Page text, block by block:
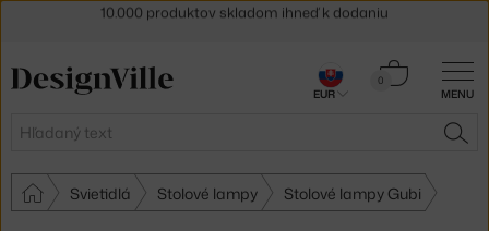
MENU
Hľadať
0
Košík
Svietidlá Stolové lampy Stolové lampy Gubi
30 dní na vrátenie tovaru
EUR